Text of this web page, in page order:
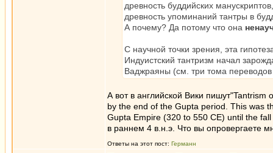
древность буддийских
древность упоминаний тантры в
А почему? Да потому что она
С научной точки зрения, эта
Индуистский тантризм начал
Ваджраяны (см. три тома
А вот в английской Вики
by the end of the Gupta period. This was
Gupta Empire (320 to 550 CE) until the
в раннем 4 в.н.э. Что вы опровергаете
Ответы на этот пост: Германн